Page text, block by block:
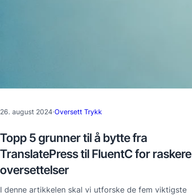
26. august 2024·Oversett Trykk
Topp 5 grunner til å bytte fra
TranslatePress til FluentC for raskere
oversettelser
I denne artikkelen skal vi utforske de fem viktigste